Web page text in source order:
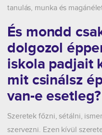
tanulás, munka és
És mondd
dolgozol
iskola padjait
mit csinálsz
van-e esetleg?
Szeretek főzni, sétálni,
szervezni. Ezen kívül